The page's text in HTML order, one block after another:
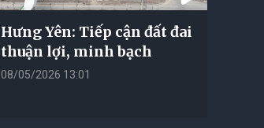
Hưng Yên: Tiếp cận đất đai
thuận lợi, minh bạch
08/05/2026 13:01